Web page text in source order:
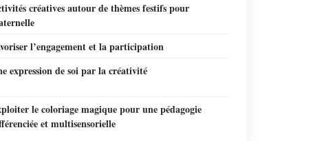
créatives autour de thèmes festifs pour
l’engagement et la participation
expression de soi par la créativité
le coloriage magique pour une pédagogie
et multisensorielle